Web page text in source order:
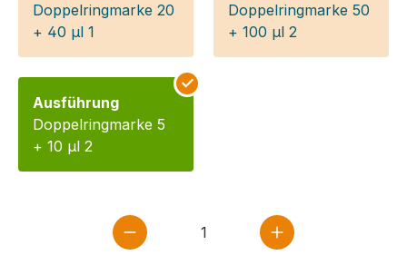
Doppelringmarke 20
+ 40 µl 1
Doppelringmarke 50
+ 100 µl 2
Ausführung
Doppelringmarke 5
+ 10 µl 2
Produkt Anzahl: Gib den